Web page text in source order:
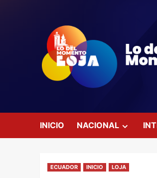
INICIO NACIONAL
ECUADOR INICIO LOJA